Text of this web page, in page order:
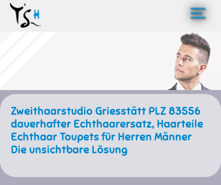
>
Zweithaarstudio Griesstätt PLZ 83556
dauerhafter Echthaarersatz, Haarteile
Echthaar Toupets für Herren Männer
Die unsichtbare Lösung